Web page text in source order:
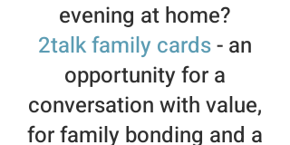
evening at home?
2talk family cards- an
opportunity for a
conversation with value,
for family bonding and a